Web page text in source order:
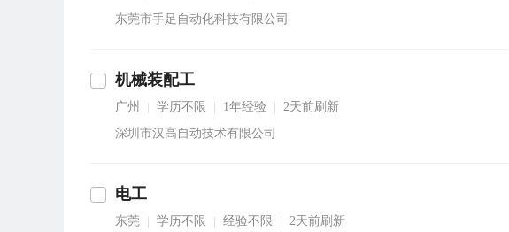
东莞市手足自动化科技有限公司
机械装配工
广州 学历不限 1年经验
2天前刷新
深圳市汉高自动技术有限公司
电工
东莞 学历不限 经验不限
2天前刷新